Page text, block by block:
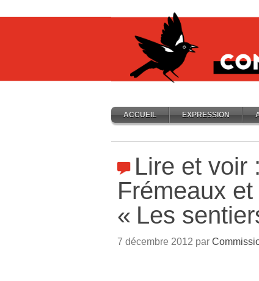
ACCUEIL EXPRESSION
Lire et voir
Frémeaux
« Les
7 décembre 2012 par